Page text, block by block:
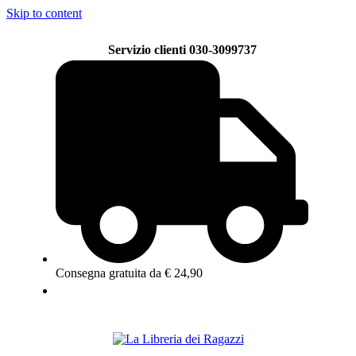
Skip to content
Servizio clienti 030-3099737
Consegna gratuita da € 24,90